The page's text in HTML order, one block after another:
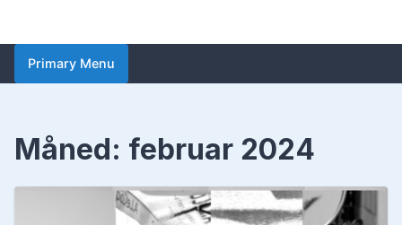
Primary Menu
Måned: februar 2024